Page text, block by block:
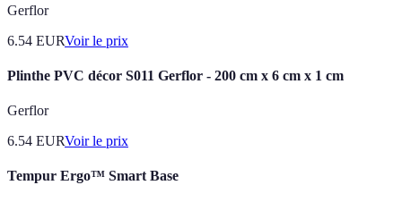
Gerflor
6.54 EURVoir le prix
Plinthe PVC décor S011 Gerflor - 200 cm x 6 cm x 1 cm
Gerflor
6.54 EURVoir le prix
Tempur Ergo™ Smart Base